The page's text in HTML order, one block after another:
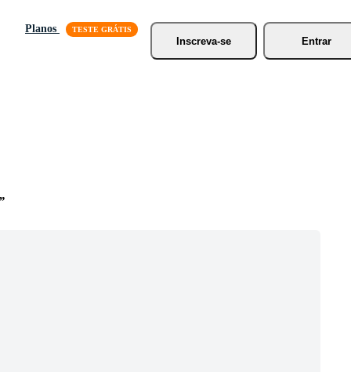
Planos
Inscreva-se
Entrar